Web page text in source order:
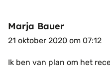
Marja Bauer
21 oktober 2020 om 07:12
Ik ben van plan om het